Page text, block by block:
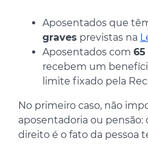
Aposentados que
graves previstas na
Aposentados com 65
recebem um
limite fixado pela
No primeiro caso, não
aposentadoria ou pensão:
direito é o fato da pessoa